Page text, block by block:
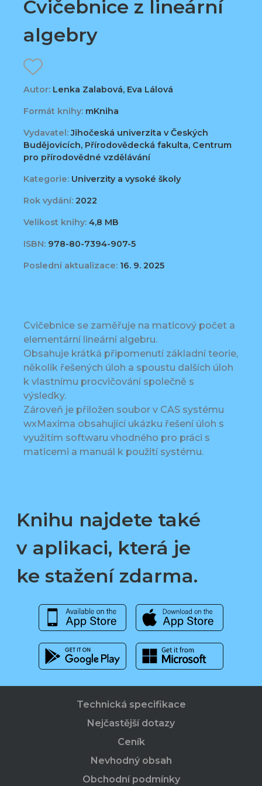
Cvičebnice z lineární
algebry
Autor: Lenka Zalabová, Eva Lálová
Formát knihy: mKniha
Vydavatel:Jihočeská univerzita v Českých
Budějovicích, Přírodovědecká fakulta, Centrum
pro přírodovědné vzdělávání
Kategorie: Univerzity a vysoké školy
Rok vydání: 2022
Velikost knihy: 4,8 MB
ISBN: 978-80-7394-907-5
Poslední aktualizace: 16. 9. 2025
Cvičebnice se zaměřuje na maticový počet a
elementární lineární algebru.
Obsahuje krátká připomenutí základní teorie,
několik řešených úloh a spoustu dalších úloh
k vlastnímu procvičování společně s
výsledky.
Zároveň je přiložen soubor v CAS systému
wxMaxima obsahující ukázku řešení úloh s
využitím softwaru vhodného pro práci s
maticemi a manuál k použití systému.
Knihu najdete také
v aplikaci, která je
ke stažení zdarma.
Technická specifikace
Nejčastější dotazy
Ceník
Nevhodný obsah
Obchodní podmínky